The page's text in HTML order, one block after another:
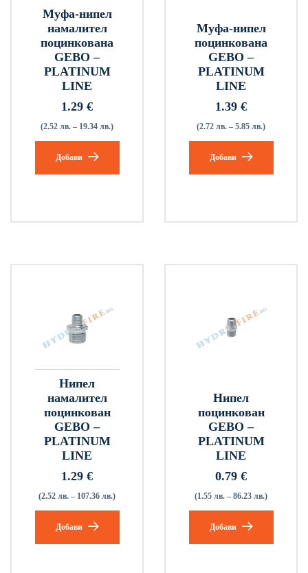
Муфа-нипел
намалител
поцинкована
GEBO –
PLATINUM
LINE
1.29 €
(2.52 лв. – 19.34 лв.)
Добави
Муфа-нипел
поцинкована
GEBO –
PLATINUM
LINE
1.39 €
(2.72 лв. – 5.85 лв.)
Добави
Нипел
намалител
поцинкован
GEBO –
PLATINUM
LINE
1.29 €
(2.52 лв. – 107.36 лв.)
Добави
Нипел
поцинкован
GEBO –
PLATINUM
LINE
0.79 €
(1.55 лв. – 86.23 лв.)
Добави